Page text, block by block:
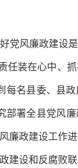
党风廉政建设
任装在心中、
每名县委、县
署全县党风
廉政建设工作
建设和反腐败